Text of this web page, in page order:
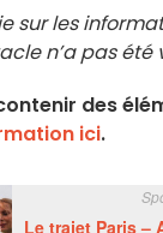
sur les
n’a pas été
des
ici.